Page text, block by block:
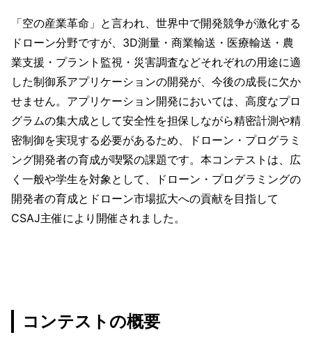
「空の産業革命」と言われ、世界中で開発競争が激化する
ドローン分野ですが、3D測量・商業輸送・医療輸送・農
業支援・プラント監視・災害調査などそれぞれの用途に適
した制御系アプリケーションの開発が、今後の成長に欠か
せません。アプリケーション開発においては、高度なプロ
グラムの集大成として安全性を担保しながら精密計測や精
密制御を実現する必要があるため、ドローン・プログラミ
ング開発者の育成が喫緊の課題です。本コンテストは、広
く一般や学生を対象として、ドローン・プログラミングの
開発者の育成とドローン市場拡大への貢献を目指して
CSAJ主催により開催されました。
コンテストの概要